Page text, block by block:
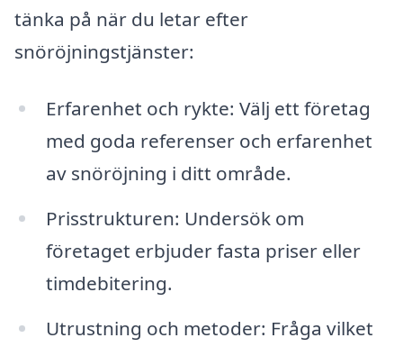
tänka på när du letar efter
snöröjningstjänster:
Erfarenhet och rykte: Välj ett företag
med goda referenser och erfarenhet
av snöröjning i ditt område.
Prisstrukturen: Undersök om
företaget erbjuder fasta priser eller
timdebitering.
Utrustning och metoder: Fråga vilket